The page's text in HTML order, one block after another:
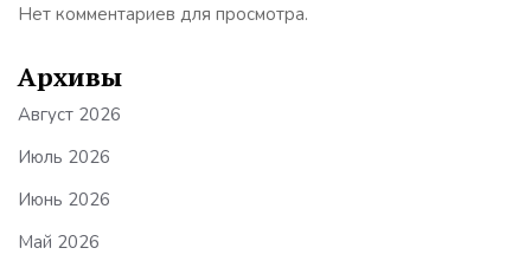
Нет комментариев для просмотра.
Архивы
Август 2026
Июль 2026
Июнь 2026
Май 2026